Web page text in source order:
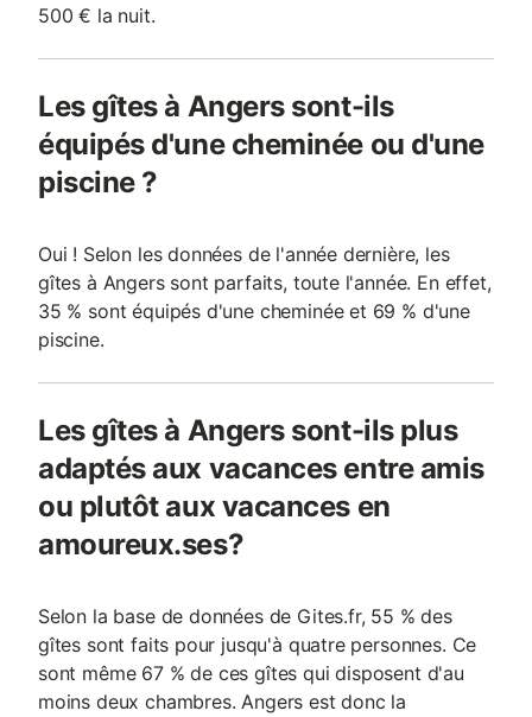
500 € la nuit.
Les gîtes à Angers sont-ils
équipés d'une cheminée ou d'une
piscine ?
Oui ! Selon les données de l'année dernière, les
gîtes à Angers sont parfaits, toute l'année. En effet,
35 % sont équipés d'une cheminée et 69 % d'une
piscine.
Les gîtes à Angers sont-ils plus
adaptés aux vacances entre amis
ou plutôt aux vacances en
amoureux.ses?
Selon la base de données de Gites.fr, 55 % des
gîtes sont faits pour jusqu'à quatre personnes. Ce
sont même 67 % de ces gîtes qui disposent d'au
moins deux chambres. Angers est donc la